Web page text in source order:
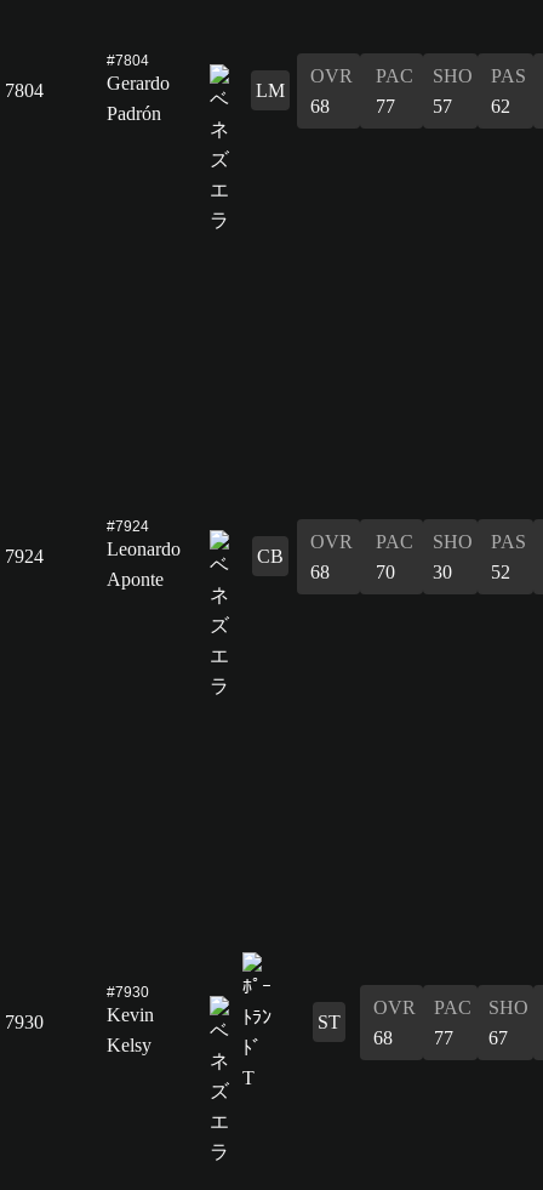
7804
#7804
Gerardo
Padrón
LM
OVR
68
PAC
77
SHO
57
PAS
62
7924
#7924
Leonardo
Aponte
CB
OVR
68
PAC
70
SHO
30
PAS
52
7930
#7930
Kevin
Kelsy
ST
OVR
68
PAC
77
SHO
67